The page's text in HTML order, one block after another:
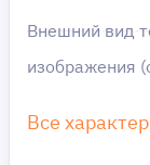
Внешний вид
изображения
Все